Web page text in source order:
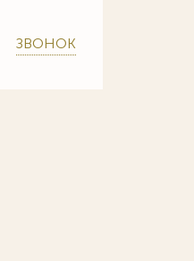
ЗВОНОК